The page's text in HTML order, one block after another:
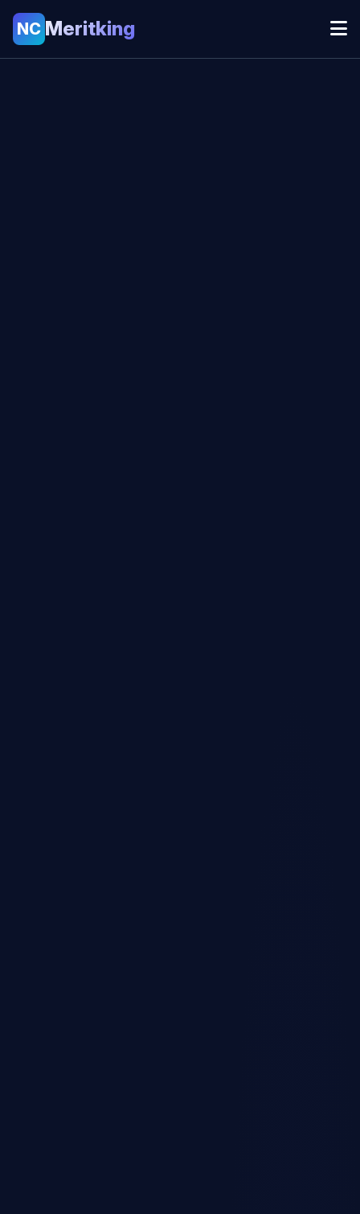
NC Meritking